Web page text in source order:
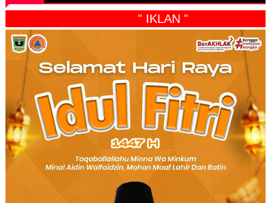
" IKLAN "